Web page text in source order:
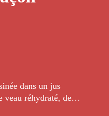
dans un jus
veau réhydraté, de